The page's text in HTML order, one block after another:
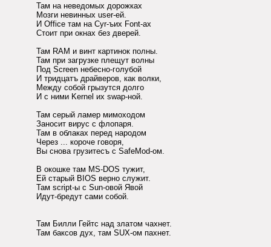
Там на неведомых дорожках
Мозги невинных user-ей.
И Office там на Cyr-ъих Font-ах
Стоит при окнах без дверей.
Там RAM и винт картинок полны.
Там при загрузке плещут волны
Под Screen небесно-голубой
И тридцатъ драйверов, как волки,
Между собой грызутся долго
И с ними Kernel их swap-ной.
Там серый ламер мимоходом
Заносит вирус с флопаря.
Там в облаках перед народом
Через ... короче говоря,
Вы снова грузитесъ с SafeMod-ом.
В окошке там MS-DOS тужит,
Ей старый BIOS верно служит.
Там script-ы с Sun-овой Явой
Идут-бредут сами собой.
Там Билли Гейтс над златом чахнет.
Там баксов дух, там SUX-ом пахнет.